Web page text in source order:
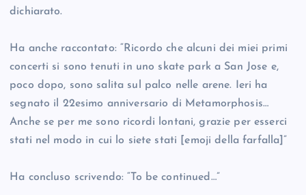
dichiarato.
Ha anche raccontato: “Ricordo che alcuni dei miei primi
concerti si sono tenuti in uno skate park a San Jose e,
poco dopo, sono salita sul palco nelle arene. Ieri ha
segnato il 22esimo anniversario di Metamorphosis…
Anche se per me sono ricordi lontani, grazie per esserci
stati nel modo in cui lo siete stati [emoji della farfalla]”
Ha concluso scrivendo: “To be continued…”